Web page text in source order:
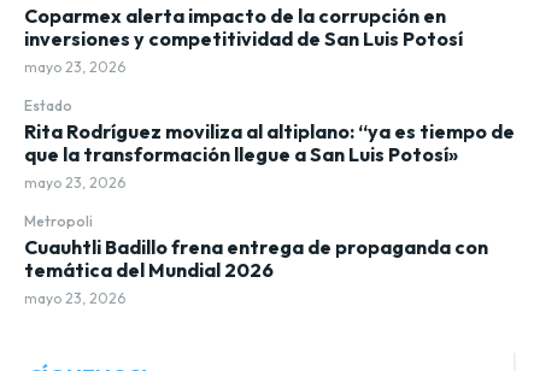
Coparmex alerta impacto de la corrupción en
inversiones y competitividad de San Luis Potosí
mayo 23, 2026
Estado
Rita Rodríguez moviliza al altiplano: “ya es tiempo de
que la transformación llegue a San Luis Potosí»
mayo 23, 2026
Metropoli
Cuauhtli Badillo frena entrega de propaganda con
temática del Mundial 2026
mayo 23, 2026